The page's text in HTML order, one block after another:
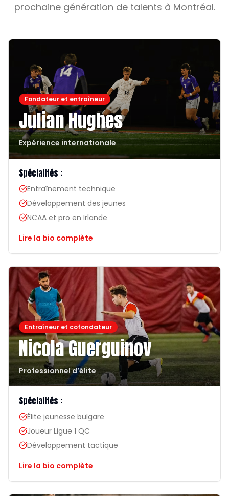
prochaine génération de talents à Montréal.
Fondateur et entraîneur
Julian Hughes
Expérience internationale
Spécialités :
Entraînement technique
Développement des jeunes
NCAA et pro en Irlande
Lire la bio complète
Entraîneur et cofondateur
Nicola Guerguinov
Professionnel d’élite
Spécialités :
Élite jeunesse bulgare
Joueur Ligue 1 QC
Développement tactique
Lire la bio complète